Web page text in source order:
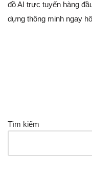
đồ AI trực tuyến hàng
dựng thông minh ngay
Tìm kiếm